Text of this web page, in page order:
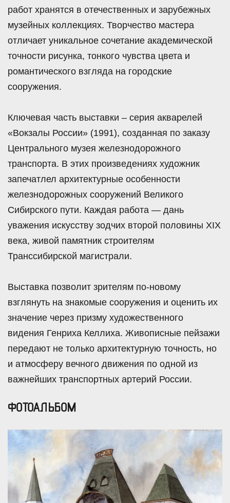
работ хранятся в отечественных и зарубежных
музейных коллекциях. Творчество мастера
отличает уникальное сочетание академической
точности рисунка, тонкого чувства цвета и
романтического взгляда на городские
сооружения.
Ключевая часть выставки – серия акварелей
«Вокзалы России» (1991), созданная по заказу
Центрального музея железнодорожного
транспорта. В этих произведениях художник
запечатлел архитектурные особенности
железнодорожных сооружений Великого
Сибирского пути. Каждая работа — дань
уважения искусству зодчих второй половины XIX
века, живой памятник строителям
Транссибирской магистрали.
Выставка позволит зрителям по‑новому
взглянуть на знакомые сооружения и оценить их
значение через призму художественного
видения Генриха Келлиха. Живописные пейзажи
передают не только архитектурную точность, но
и атмосферу вечного движения по одной из
важнейших транспортных артерий России.
ФОТОАЛЬБОМ